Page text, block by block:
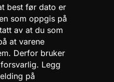
best før dato er
som oppgis på
av at du som
at varene
Derfor bruker
Legg
på